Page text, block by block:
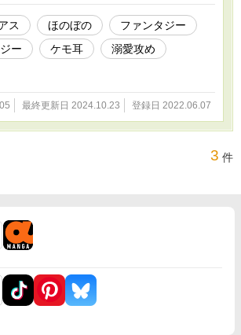
より全体的に修正を加えて上げ直していま
ス ほのぼの
ファンタジー
ー
ケモ耳
溺愛攻め
最終更新日 2024.10.23 登録日 2022.06.07
3 件